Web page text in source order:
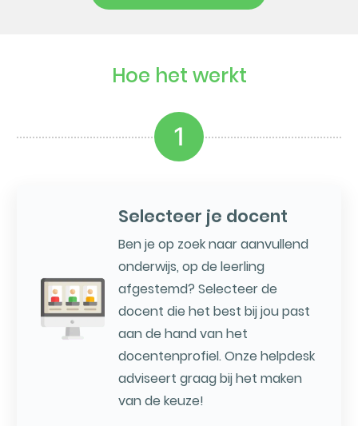
Hoe het werkt
1
Selecteer je docent
Ben je op zoek naar aanvullend
onderwijs, op de leerling
afgestemd? Selecteer de
docent die het best bij jou past
aan de hand van het
docentenprofiel. Onze helpdesk
adviseert graag bij het maken
van de keuze!